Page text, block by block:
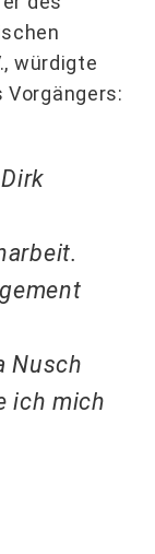
würdigte
Nusch
ich mich